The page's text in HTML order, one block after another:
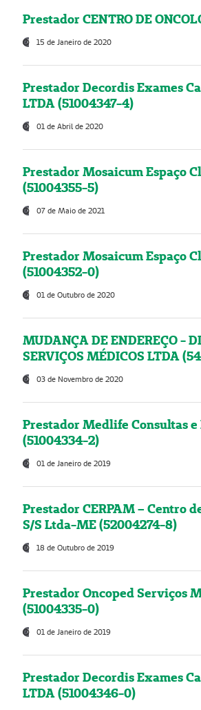
Prestador CENTRO DE
15 de Janeiro de 2020
Prestador Decordis Exames
LTDA (51004347-4)
01 de Abril de 2020
Prestador Mosaicum Espaço
(51004355-5)
07 de Maio de 2021
Prestador Mosaicum Espaço
(51004352-0)
01 de Outubro de 2020
MUDANÇA DE ENDEREÇO -
SERVIÇOS MÉDICOS LTDA
03 de Novembro de 2020
Prestador Medlife Consultas
(51004334-2)
01 de Janeiro de 2019
Prestador CERPAM – Centro
S/S Ltda-ME (52004274-8)
18 de Outubro de 2019
Prestador Oncoped Serviços
(51004335-0)
01 de Janeiro de 2019
Prestador Decordis Exames
LTDA (51004346-0)